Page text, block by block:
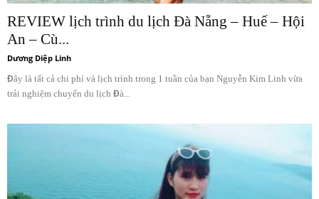
REVIEW lịch trình du lịch Đà Nẵng – Huế – Hội
An – Cù...
Dương Diệp Linh
Đây là tất cả chi phí và lịch trình trong 1 tuần của bạn Nguyễn Kim Linh vừa
trải nghiệm chuyến du lịch Đà...